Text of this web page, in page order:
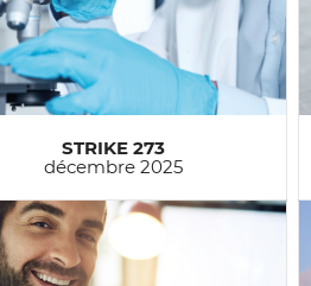
STRIKE 273
décembre 2025